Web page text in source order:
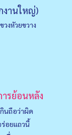
งานใหญ่)
งหัวยขวาง
ารย้อนหลัง
นถือว่าผิด
ร่อยแถวนี้